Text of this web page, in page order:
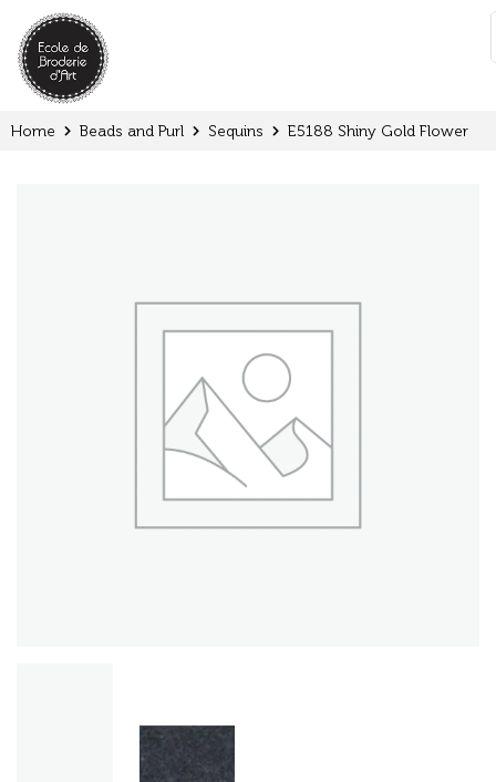
:
Home Beads and Purl Sequins E5188 Shiny Gold Flower
Cookies management panel